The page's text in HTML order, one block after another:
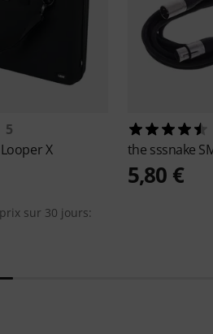
5
X
sur 30 jours:
the sssnake
5,80 €